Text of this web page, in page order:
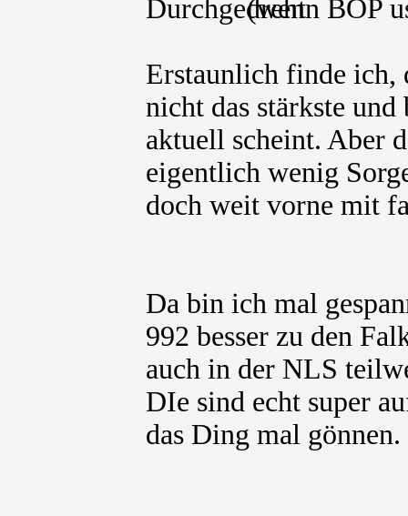
(wenn BOP
Erstaunlich finde ich,
nicht das stärkste und
aktuell scheint. Aber
eigentlich wenig
doch weit vorne mit
Da bin ich mal
992 besser zu den
auch in der NLS
DIe sind echt super
das Ding mal gönnen.